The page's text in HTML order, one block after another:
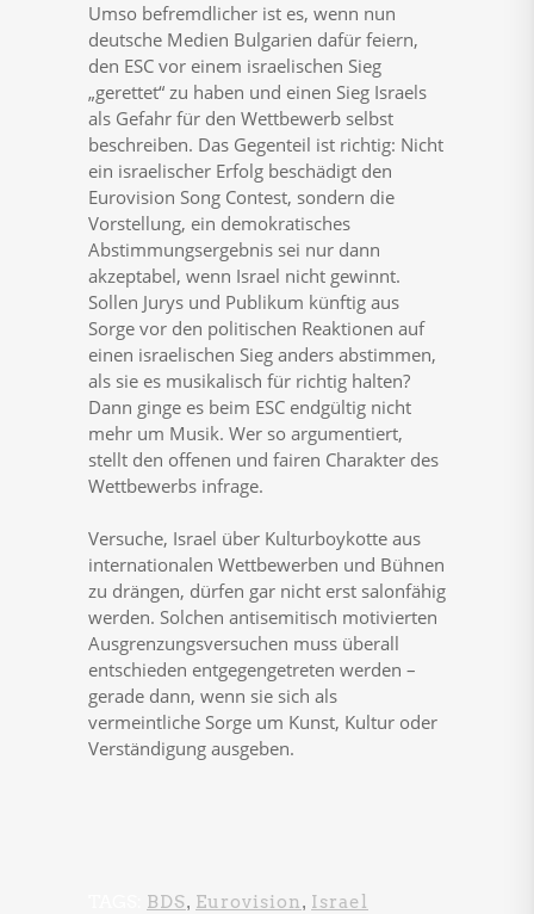
Umso befremdlicher ist es, wenn nun
deutsche Medien Bulgarien dafür feiern,
den ESC vor einem israelischen Sieg
„gerettet“ zu haben und einen Sieg Israels
als Gefahr für den Wettbewerb selbst
beschreiben. Das Gegenteil ist richtig: Nicht
ein israelischer Erfolg beschädigt den
Eurovision Song Contest, sondern die
Vorstellung, ein demokratisches
Abstimmungsergebnis sei nur dann
akzeptabel, wenn Israel nicht gewinnt.
Sollen Jurys und Publikum künftig aus
Sorge vor den politischen Reaktionen auf
einen israelischen Sieg anders abstimmen,
als sie es musikalisch für richtig halten?
Dann ginge es beim ESC endgültig nicht
mehr um Musik. Wer so argumentiert,
stellt den offenen und fairen Charakter des
Wettbewerbs infrage.
Versuche, Israel über Kulturboykotte aus
internationalen Wettbewerben und Bühnen
zu drängen, dürfen gar nicht erst salonfähig
werden. Solchen antisemitisch motivierten
Ausgrenzungsversuchen muss überall
entschieden entgegengetreten werden –
gerade dann, wenn sie sich als
vermeintliche Sorge um Kunst, Kultur oder
Verständigung ausgeben.
BDS, Eurovision, Israel